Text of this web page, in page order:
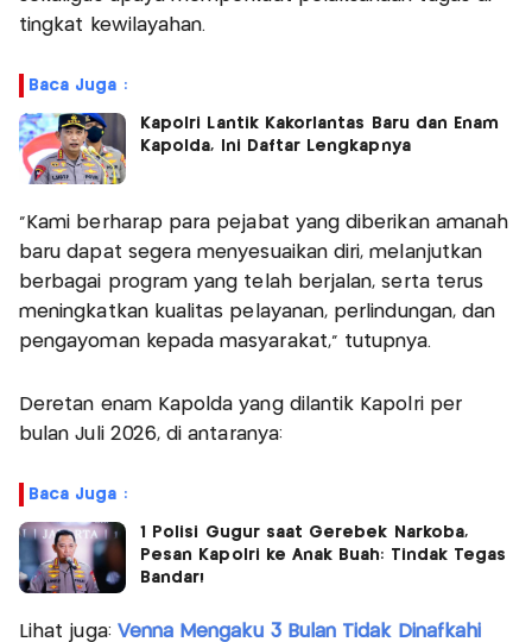
tingkat kewilayahan.
Baca Juga :
Kapolri Lantik Kakorlantas Baru dan Enam
Kapolda, Ini Daftar Lengkapnya
“Kami berharap para pejabat yang diberikan amanah
baru dapat segera menyesuaikan diri, melanjutkan
berbagai program yang telah berjalan, serta terus
meningkatkan kualitas pelayanan, perlindungan, dan
pengayoman kepada masyarakat,” tutupnya.
Deretan enam Kapolda yang dilantik Kapolri per
bulan Juli 2026, di antaranya:
Baca Juga :
1 Polisi Gugur saat Gerebek Narkoba,
Pesan Kapolri ke Anak Buah: Tindak Tegas
Bandar!
Lihat juga: Venna Mengaku 3 Bulan Tidak Dinafkahi